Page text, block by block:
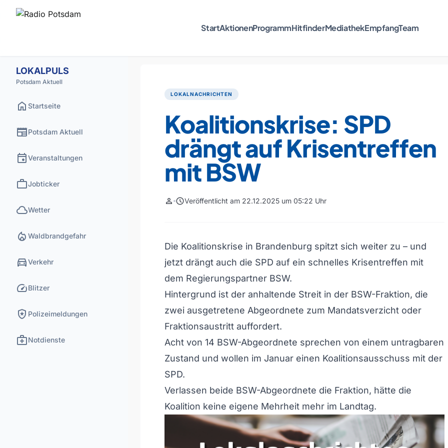
StartAktionenProgrammHitfinderMediathekEmpfangTeam
LOKALPULS
Potsdam Aktuell
home Startseite
newspaperPotsdam Aktuell
eventVeranstaltungen
workJobticker
cloudWetter
local_fire_department Waldbrandgefahr
directions_carVerkehr
speedBlitzer
local_police Polizeimeldungen
medical_servicesNotdienste
LOKALNACHRICHTEN
Koalitionskrise: SPD
drängt auf Krisentreffen
mit BSW
person scheduleVeröffentlicht am 22.12.2025 um 05:22 Uhr
Die Koalitionskrise in Brandenburg spitzt sich weiter zu – und
jetzt drängt auch die SPD auf ein schnelles Krisentreffen mit
dem Regierungspartner BSW.
Hintergrund ist der anhaltende Streit in der BSW-Fraktion, die
zwei ausgetretene Abgeordnete zum Mandatsverzicht oder
Fraktionsaustritt auffordert.
Acht von 14 BSW-Abgeordnete sprechen von einem untragbaren
Zustand und wollen im Januar einen Koalitionsausschuss mit der
SPD.
Verlassen beide BSW-Abgeordnete die Fraktion, hätte die
Koalition keine eigene Mehrheit mehr im Landtag.